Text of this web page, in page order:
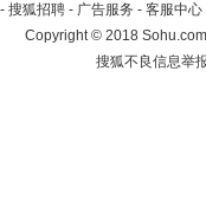
- 搜狐招聘 - 广告服务 - 客服中心
Copyright©2018
搜狐不良信息举